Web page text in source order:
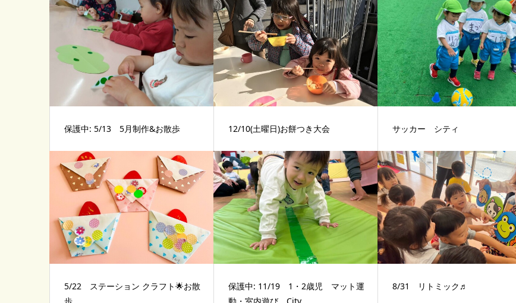
保護中: 5/13 5月制作&お散歩 12/10(土曜日)お餅つき大会 サッカー シティ
5/22 ステーション クラフト🌟お散
歩
保護中: 11/19 1・2歳児 マット運
動・室内遊び City
8/31 リトミック♬